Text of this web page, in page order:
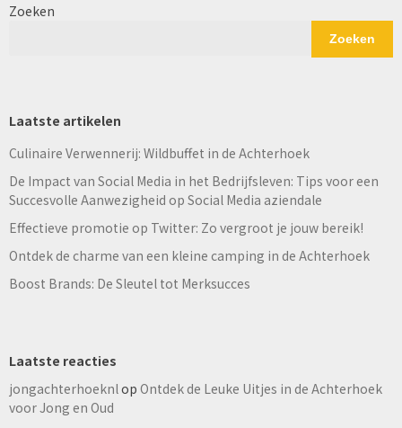
Zoeken
Zoeken
Laatste artikelen
Culinaire Verwennerij: Wildbuffet in de Achterhoek
De Impact van Social Media in het Bedrijfsleven: Tips voor een
Succesvolle Aanwezigheid op Social Media aziendale
Effectieve promotie op Twitter: Zo vergroot je jouw bereik!
Ontdek de charme van een kleine camping in de Achterhoek
Boost Brands: De Sleutel tot Merksucces
Laatste reacties
jongachterhoeknl op Ontdek de Leuke Uitjes in de Achterhoek
voor Jong en Oud